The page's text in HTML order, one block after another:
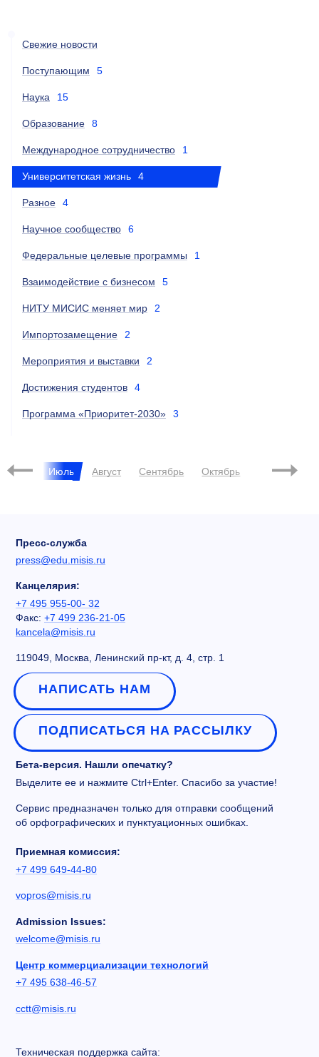
Свежие новости
Поступающим 5
Наука 15
Образование 8
Международное сотрудничество 1
Университетская жизнь 4
Разное 4
Научное сообщество 6
Федеральные целевые программы 1
Взаимодействие с бизнесом 5
НИТУ МИСИС меняет мир 2
Импортозамещение 2
Мероприятия и выставки 2
Достижения студентов 4
Программа «Приоритет-2030» 3
Июнь Июль Август Сентябрь Октябрь Ноябрь
Пресс-служба
press@edu.misis.ru
Канцелярия:
+7 495 955-00- 32
Факс: +7 499 236-21-05
kancela@misis.ru
119049, Москва, Ленинский пр-кт, д. 4, стр. 1
НАПИСАТЬ НАМ
ПОДПИСАТЬСЯ НА РАССЫЛКУ
Бета-версия. Нашли опечатку?
Выделите ее и нажмите Ctrl+Enter. Спасибо за участие!
Сервис предназначен только для отправки сообщений
об орфографических и пунктуационных ошибках.
Приемная комиссия:
+7 499 649-44-80
vopros@misis.ru
Admission Issues:
welcome@misis.ru
Центр коммерциализации технологий
+7 495 638-46-57
cctt@misis.ru
Техническая поддержка сайта: